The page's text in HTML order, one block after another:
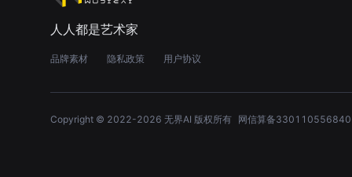
人人都是艺术家
品牌素材 隐私政策 用户协议
Copyright © 2022-2026 无界AI 版权所有 网信算备